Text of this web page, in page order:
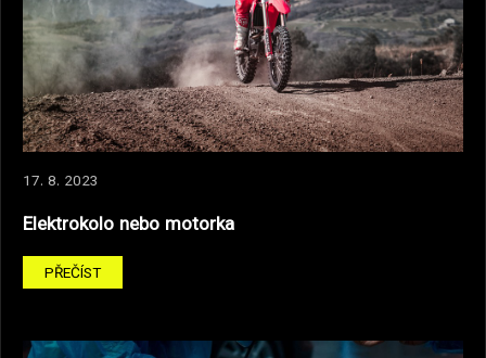
17. 8. 2023
Elektrokolo nebo motorka
PŘEČÍST